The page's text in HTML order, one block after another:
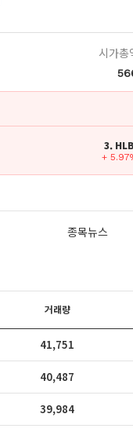
시가총
3. HLB
+
종목뉴스
거래량
41,751
40,487
39,984